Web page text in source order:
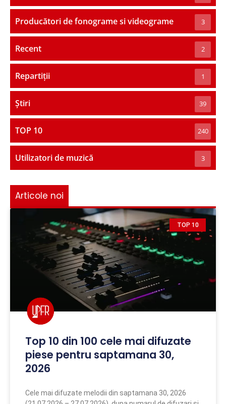
Producători de fonograme si videograme 3
Recent 2
Repartiții 1
Știri 39
TOP 10 240
Utilizatori de muzică 3
Articole noi
TOP 10
Top 10 din 100 cele mai difuzate
piese pentru saptamana 30,
2026
Cele mai difuzate melodii din saptamana 30, 2026